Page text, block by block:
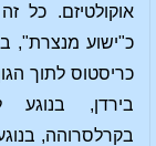
אוקולטיזם. כל
כ"ישוע מנצרת",
כריסטוס לתוך
בירדן, בנוגע
בקרלסרוהה,